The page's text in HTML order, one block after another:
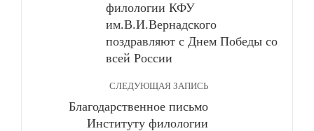
филологии КФУ
им.В.И.Вернадского
поздравляют с Днем Победы со
всей России
СЛЕДУЮЩАЯ ЗАПИСЬ
Благодарственное письмо
Институту филологии